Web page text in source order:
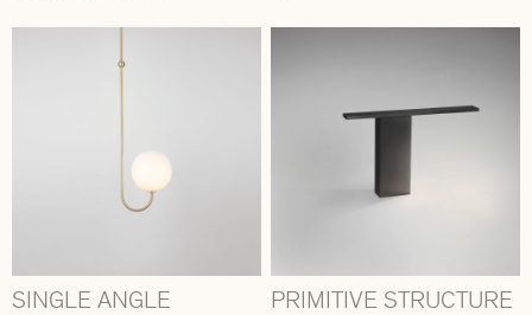
SINGLE ANGLE PRIMITIVE STRUCTURE